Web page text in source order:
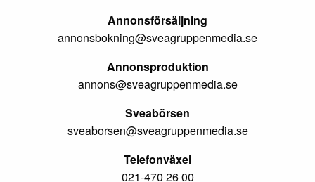
Annonsförsäljning
annonsbokning@sveagruppenmedia.se
Annonsproduktion
annons@sveagruppenmedia.se
Sveabörsen
sveaborsen@sveagruppenmedia.se
Telefonväxel
021-470 26 00